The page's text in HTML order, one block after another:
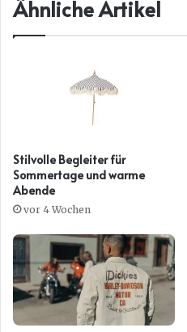
Ähnliche Artikel
Stilvolle Begleiter für
Sommertage und warme
Abende
vor 4 Wochen